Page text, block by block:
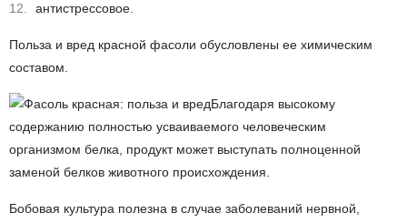
антистрессовое.
Польза и вред красной фасоли обусловлены ее химическим
составом.
Благодаря высокому
содержанию полностью усваиваемого человеческим
организмом белка, продукт может выступать полноценной
заменой белков животного происхождения.
Бобовая культура полезна в случае заболеваний нервной,